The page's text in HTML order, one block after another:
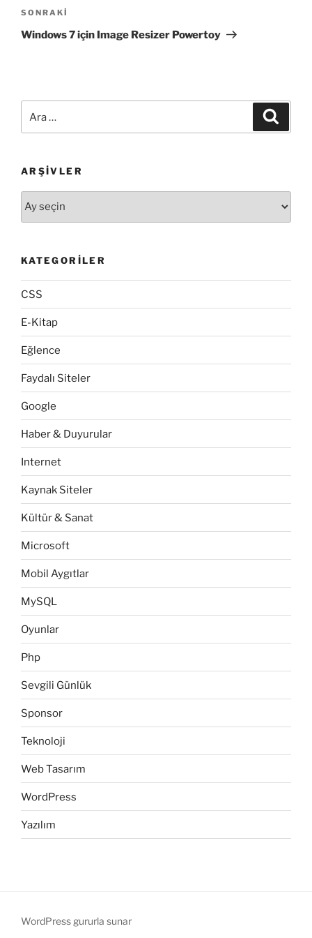
Sonraki
Yazı
SONRAKI
Windows 7 için Image Resizer Powertoy
ARŞIVLER
KATEGORILER
CSS
E-Kitap
Eğlence
Faydalı Siteler
Google
Haber & Duyurular
Internet
Kaynak Siteler
Kültür & Sanat
Microsoft
Mobil Aygıtlar
MySQL
Oyunlar
Php
Sevgili Günlük
Sponsor
Teknoloji
Web Tasarım
WordPress
Yazılım
WordPress gururla sunar